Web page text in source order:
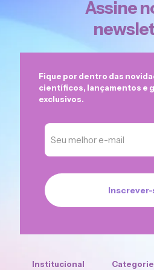
Assine
Fique por dentro das
científicos, lançamentos e
exclusivos.
Institucional